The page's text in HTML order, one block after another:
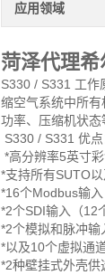
应用领域
菏泽代理
S330 / S3​31 工作
缩空气系统中所有
功率、压缩机状态
S330 / S331 优点
*高分辨率5英寸
*支持所有SUTO
*16个Modbus输入
*2个SDI输入（12
*2个模拟和脉冲输
*以及10个虚拟通
*2种壁挂式外壳